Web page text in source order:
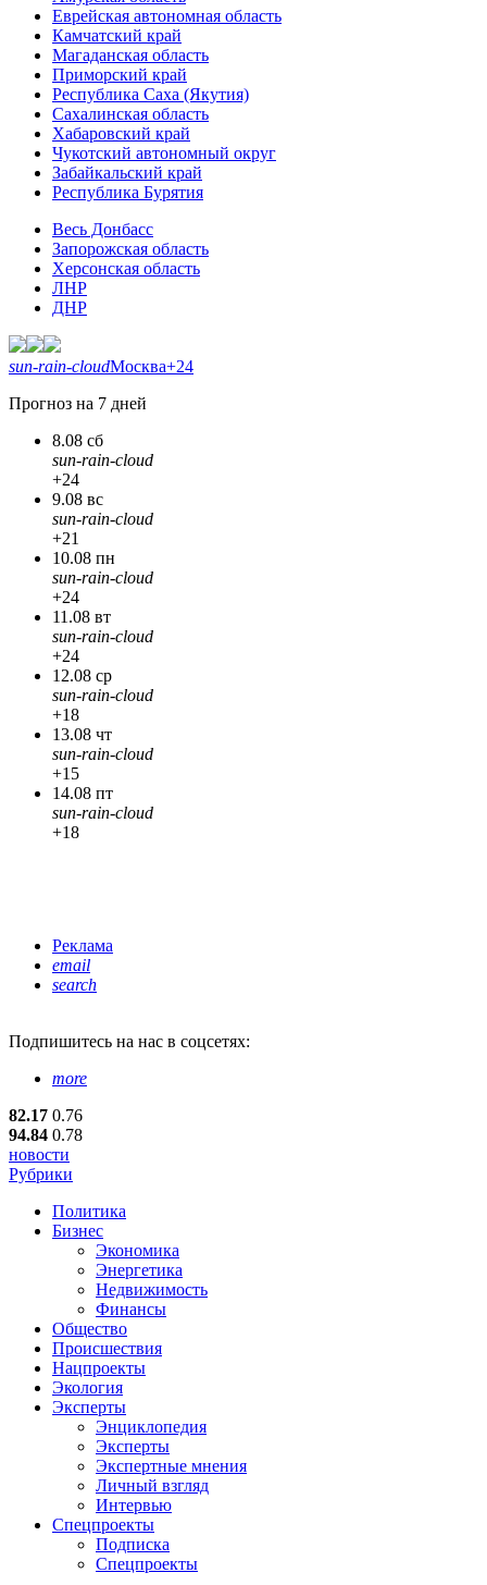
Еврейская автономная область
Камчатский край
Магаданская область
Приморский край
Республика Саха (Якутия)
Сахалинская область
Хабаровский край
Чукотский автономный округ
Забайкальский край
Республика Бурятия
Весь Донбасс
Запорожская область
Херсонская область
ЛНР
ДНР
sun-rain-cloudМосква+24
Прогноз на 7 дней
8.08 сб
sun-rain-cloud
+24
9.08 вс
sun-rain-cloud
+21
10.08 пн
sun-rain-cloud
+24
11.08 вт
sun-rain-cloud
+24
12.08 ср
sun-rain-cloud
+18
13.08 чт
sun-rain-cloud
+15
14.08 пт
sun-rain-cloud
+18
Реклама
email
search
Подпишитесь на нас в соцсетях:
more
82.17 0.76
94.84 0.78
новости
Рубрики
Политика
Бизнес
Экономика
Энергетика
Недвижимость
Финансы
Общество
Происшествия
Нацпроекты
Экология
Эксперты
Энциклопедия
Эксперты
Экспертные мнения
Личный взгляд
Интервью
Спецпроекты
Подписка
Спецпроекты